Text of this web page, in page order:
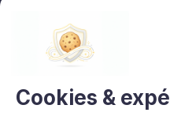
11, avenue de l'Opéra -
+33 1 53 43 82 60
Cookies &